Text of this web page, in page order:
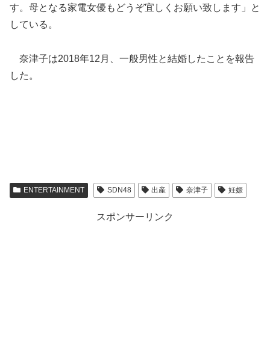
す。母となる家電女優もどうぞ宜しくお願い致します」と
している。
奈津子は2018年12月、一般男性と結婚したことを報告
した。
ENTERTAINMENT SDN48 出産 奈津子 妊娠
スポンサーリンク